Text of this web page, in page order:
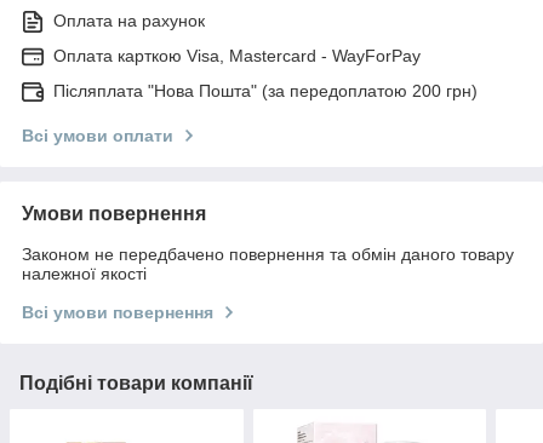
Оплата на рахунок
Оплата карткою Visa, Mastercard - WayForPay
Післяплата "Нова Пошта" (за передоплатою 200 грн)
Всі умови оплати
Умови повернення
Законом не передбачено повернення та обмін даного товару
належної якості
Всі умови повернення
Подібні товари компанії